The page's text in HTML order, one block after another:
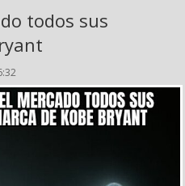
todos sus